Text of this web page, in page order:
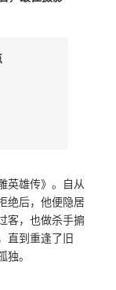
英雄传》。自从
绝后，他便隐居
客，也做杀手掮
直到重逢了旧
。